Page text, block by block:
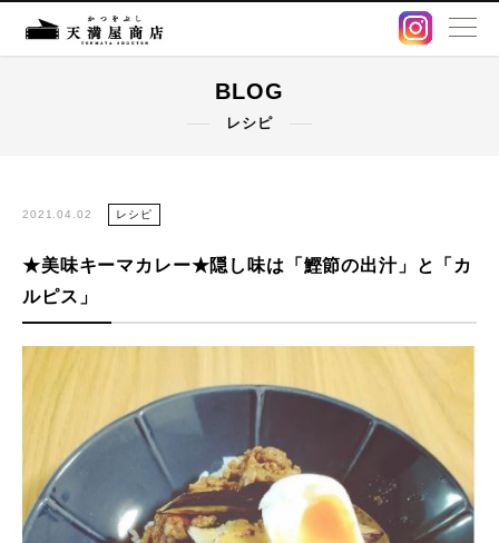
出汁パック
鰹節・削り節
アクセス
BLOG
レシピ
2021.04.02 レシピ
★美味キーマカレー★隠し味は「鰹節の出汁」と「カ
ルピス」